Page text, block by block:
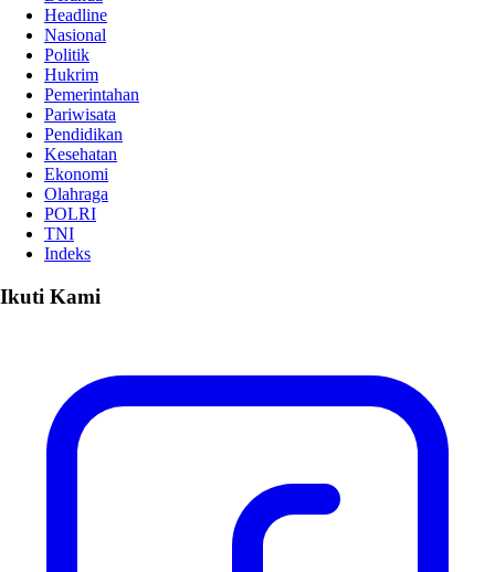
Headline
Nasional
Politik
Hukrim
Pemerintahan
Pariwisata
Pendidikan
Kesehatan
Ekonomi
Olahraga
POLRI
TNI
Indeks
Ikuti Kami